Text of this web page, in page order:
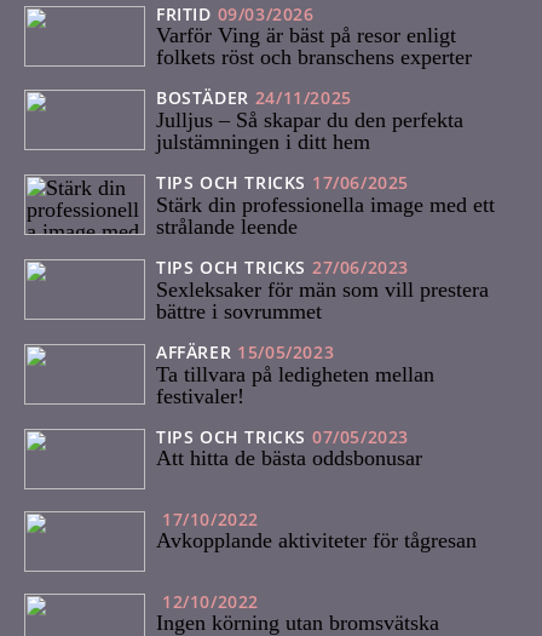
FRITID 09/03/2026
Varför Ving är bäst på resor enligt
folkets röst och branschens experter
BOSTÄDER 24/11/2025
Julljus – Så skapar du den perfekta
julstämningen i ditt hem
TIPS OCH TRICKS 17/06/2025
Stärk din professionella image med ett
strålande leende
TIPS OCH TRICKS 27/06/2023
Sexleksaker för män som vill prestera
bättre i sovrummet
AFFÄRER 15/05/2023
Ta tillvara på ledigheten mellan
festivaler!
TIPS OCH TRICKS 07/05/2023
Att hitta de bästa oddsbonusar
17/10/2022
Avkopplande aktiviteter för tågresan
12/10/2022
Ingen körning utan bromsvätska